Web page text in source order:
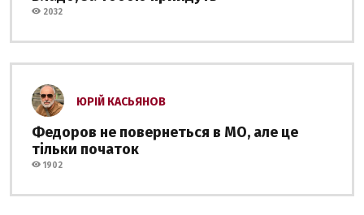
2032
ЮРІЙ КАСЬЯНОВ
Федоров не повернеться в МО, але це
тільки початок
1902